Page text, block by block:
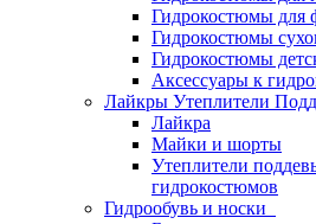
Гидрокостюмы для
Гидрокостюмы
Гидрокостюмы
Аксессуары к
Лайкры Утеплители
Лайкра
Майки и шорты
Утеплители
гидрокостюмов
Гидрообувь и носки